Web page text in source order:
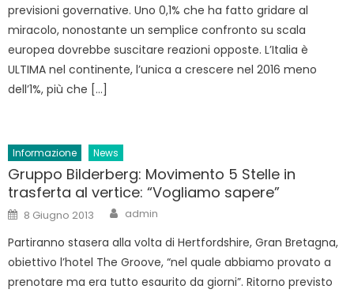
previsioni governative. Uno 0,1% che ha fatto gridare al
miracolo, nonostante un semplice confronto su scala
europea dovrebbe suscitare reazioni opposte. L’Italia è
ULTIMA nel continente, l’unica a crescere nel 2016 meno
dell’1%, più che […]
Informazione News
Gruppo Bilderberg: Movimento 5 Stelle in
trasferta al vertice: “Vogliamo sapere”
Posted
on
8 Giugno 2013 Author
admin
Partiranno stasera alla volta di Hertfordshire, Gran Bretagna,
obiettivo l’hotel The Groove, “nel quale abbiamo provato a
prenotare ma era tutto esaurito da giorni”. Ritorno previsto